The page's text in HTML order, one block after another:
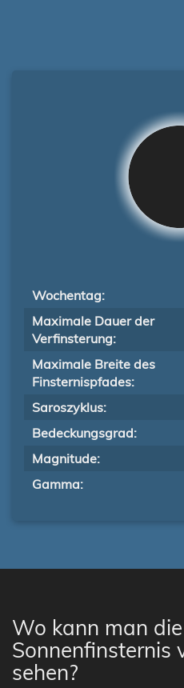
Wochentag:
Maximale Dauer der
Verfinsterung:
Maximale Breite des
Finsternispfades:
Saroszyklus:
Bedeckungsgrad:
Magnitude:
Gamma:
Wo kann man die
Sonnenfinsternis
sehen?